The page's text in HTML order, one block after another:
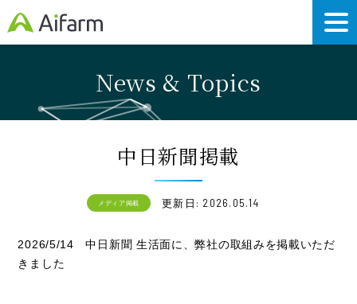
News & Topics
中日新聞掲載
メディア掲載 更新日: 2026.05.14
2026/5/14 中日新聞 生活面に、弊社の取組みを掲載いただ
きました